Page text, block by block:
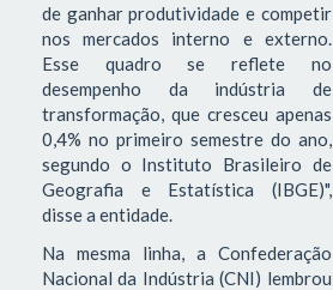
de ganhar produtividade e competir
nos mercados interno e externo.
Esse quadro se reflete no
desempenho da indústria de
transformação, que cresceu apenas
0,4% no primeiro semestre do ano,
segundo o Instituto Brasileiro de
Geografia e Estatística (IBGE)",
disse a entidade.
Na mesma linha, a Confederação
Nacional da Indústria (CNI) lembrou